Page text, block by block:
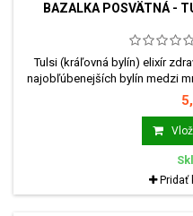
BAZALKA POSVÄTNÁ -
Tulsi (kráľovná bylín) elixír
najobľúbenejších bylín medzi
Orientu.Tulsi, ktorá je
vitalizačný prostriedok čiže
používaná pre liečbu
Pridať